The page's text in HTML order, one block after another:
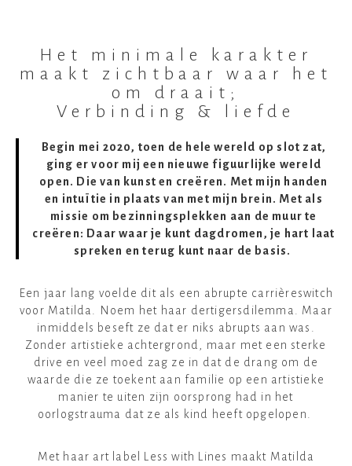
interesselijst
Wil jij voorsprong krijgen op nieuwe
collecties of op de beperkte plekken
voor gepersonaliseerde kunstwerken?
Inschrijven
Het minimale karakter
maakt zichtbaar waar het
om draait;
Verbinding & liefde
Begin mei 2020, toen de hele wereld op slot zat,
ging er voor mij een nieuwe figuurlijke wereld
open. Die van kunst en creëren. Met mijn handen
en intuïtie in plaats van met mijn brein. Met als
missie om bezinningsplekken aan de muur te
creëren: Daar waar je kunt dagdromen, je hart laat
spreken en terug kunt naar de basis.
Een jaar lang voelde dit als een abrupte carrièreswitch
voor Matilda. Noem het haar dertigersdilemma. Maar
inmiddels beseft ze dat er niks abrupts aan was.
Zonder artistieke achtergrond, maar met een sterke
drive en veel moed zag ze in dat de drang om de
waarde die ze toekent aan familie op een artistieke
manier te uiten zijn oorsprong had in het
oorlogstrauma dat ze als kind heeft opgelopen.
Met haar art label Less with Lines maakt Matilda